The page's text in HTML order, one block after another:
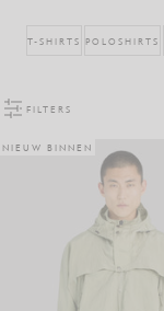
T-SHIRTS POLOSHIRTS
FILTERS
NIEUW BINNEN